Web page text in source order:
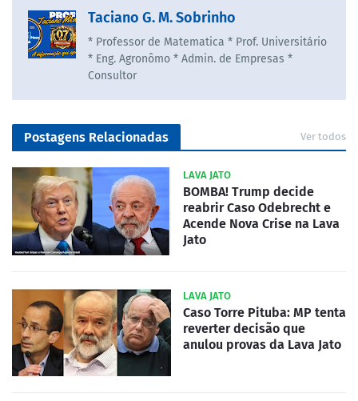
Taciano G. M. Sobrinho
* Professor de Matematica * Prof. Universitário
* Eng. Agronômo * Admin. de Empresas *
Consultor
Postagens Relacionadas Ver todos
LAVA JATO
BOMBA! Trump decide
reabrir Caso Odebrecht e
Acende Nova Crise na Lava
Jato
LAVA JATO
Caso Torre Pituba: MP tenta
reverter decisão que
anulou provas da Lava Jato